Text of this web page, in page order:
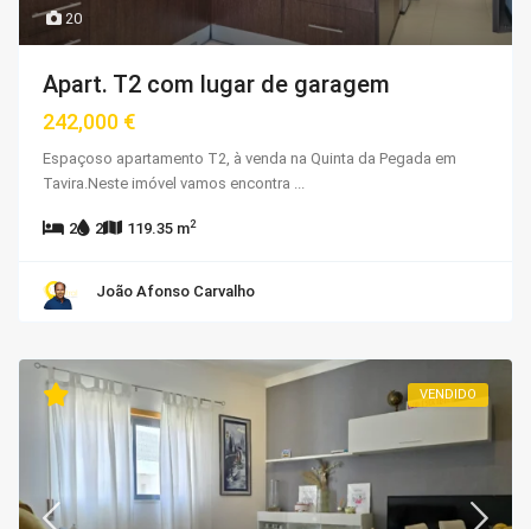
20
Apart. T2 com lugar de garagem
242,000 €
Espaçoso apartamento T2, à venda na Quinta da Pegada em
Tavira.Neste imóvel vamos encontra
2 2 119.35 m2
João Afonso Carvalho
VENDIDO